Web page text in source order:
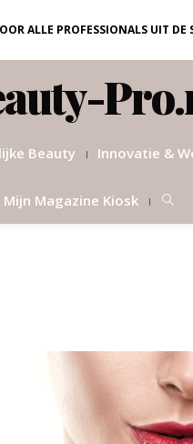
ALLE PROFESSIONALS UIT DE
Beauty Innovatie &
Mijn Magazine Kiosk